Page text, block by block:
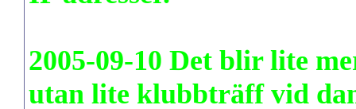
2005-09-10 Det blir lite
utan lite klubbträff vid